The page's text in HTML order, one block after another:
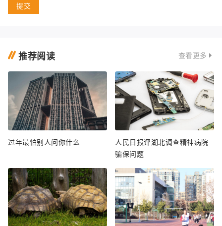
提交
推荐阅读 查看更多
过年最怕别人问你什么
人民日报评湖北调查精神病院
骗保问题